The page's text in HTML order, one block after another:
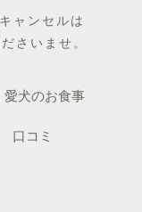
ャンセルは
さいませ。
愛犬のお食事
口コミ